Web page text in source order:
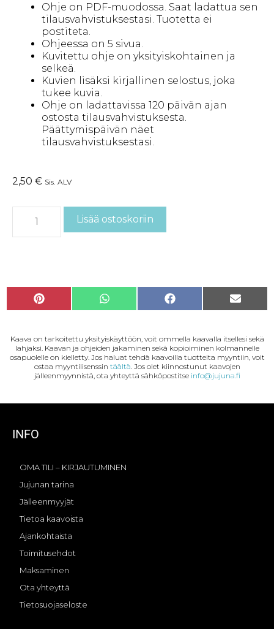
Ohje on PDF-muodossa. Saat ladattua sen
tilausvahvistuksestasi. Tuotetta ei
postiteta.
Ohjeessa on 5 sivua.
Kuvitettu ohje on yksityiskohtainen ja
selkeä.
Kuvien lisäksi kirjallinen selostus, joka
tukee kuvia.
Ohje on ladattavissa 120 päivän ajan
ostosta tilausvahvistuksesta.
Päättymispäivän näet
tilausvahvistuksestasi.
2,50 € Sis. ALV
Lisää ostoskoriin
P
t
e
r
e
t
W
t
s
A
p
F
e
b
o
o
S
k
ö
t
Kaava on tarkoitettu yksityiskäyttöön, voit ommella kaavalla itsellesi sekä
lahjaksi. Kaavan ja ohjeiden jakaminen sekä kopioiminen kolmannelle
osapuolelle on kielletty. Jos haluat tehdä kaavoilla tuotteita myyntiin, voit
ostaa myyntilisenssin täältä . Jos olet kiinnostunut kaavojen
jälleenmyynnistä, ota yhteyttä sähköpostitse info@jujuna.fi
INFO
OMA TILI – KIRJAUTUMINEN
Jujunan tarina
Jälleenmyyjät
Tietoa kaavoista
Ajankohtaista
Toimitusehdot
Maksaminen
Ota yhteyttä
Tietosuojaseloste